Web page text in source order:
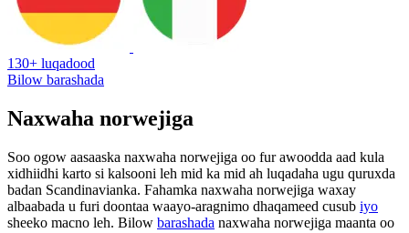
130+ luqadood
Bilow barashada
Naxwaha norwejiga
Soo ogow aasaaska naxwaha norwejiga oo fur awoodda aad kula
xidhiidhi karto si kalsooni leh mid ka mid ah luqadaha ugu quruxda
badan Scandinavianka. Fahamka naxwaha norwejiga waxay
albaabada u furi doontaa waayo-aragnimo dhaqameed cusub iyo
sheeko macno leh. Bilow barashada naxwaha norwejiga maanta oo